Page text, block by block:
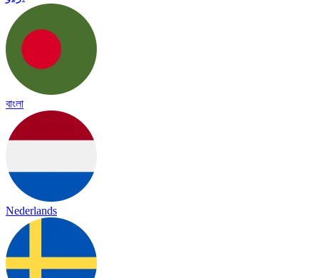
বাংলা
Nederlands